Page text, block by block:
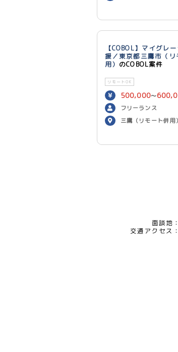
【COBOL】マイグレ
援／東京都三鷹市（リ
用） のCOBOL案件
リモートOK
500,000〜
月
フリーランス
三鷹（リモート併用）
面談地：
交通アクセス：